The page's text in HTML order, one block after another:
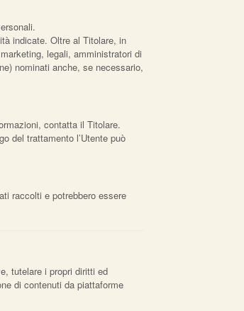
indicate. Oltre al Titolare, in
legali, amministratori di
nominati anche, se necessario,
contatta il Titolare.
del trattamento l’Utente può
raccolti e potrebbero essere
tutelare i propri diritti ed
di contenuti da piattaforme